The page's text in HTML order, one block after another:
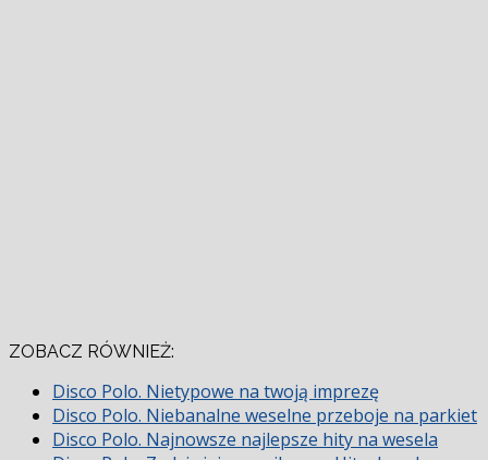
ZOBACZ RÓWNIEŻ:
Disco Polo. Nietypowe na twoją imprezę
Disco Polo. Niebanalne weselne przeboje na parkiet
Disco Polo. Najnowsze najlepsze hity na wesela